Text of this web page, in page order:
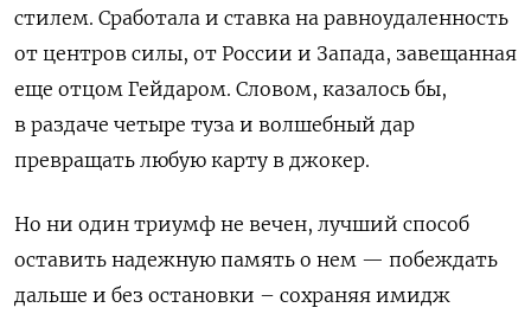
стилем. Сработала и ставка на равноудаленность
от центров силы, от России и Запада, завещанная
еще отцом Гейдаром. Словом, казалось бы,
в раздаче четыре туза и волшебный дар
превращать любую карту в джокер.
Но ни один триумф не вечен, лучший способ
оставить надежную память о нем — побеждать
дальше и без остановки – сохраняя имидж